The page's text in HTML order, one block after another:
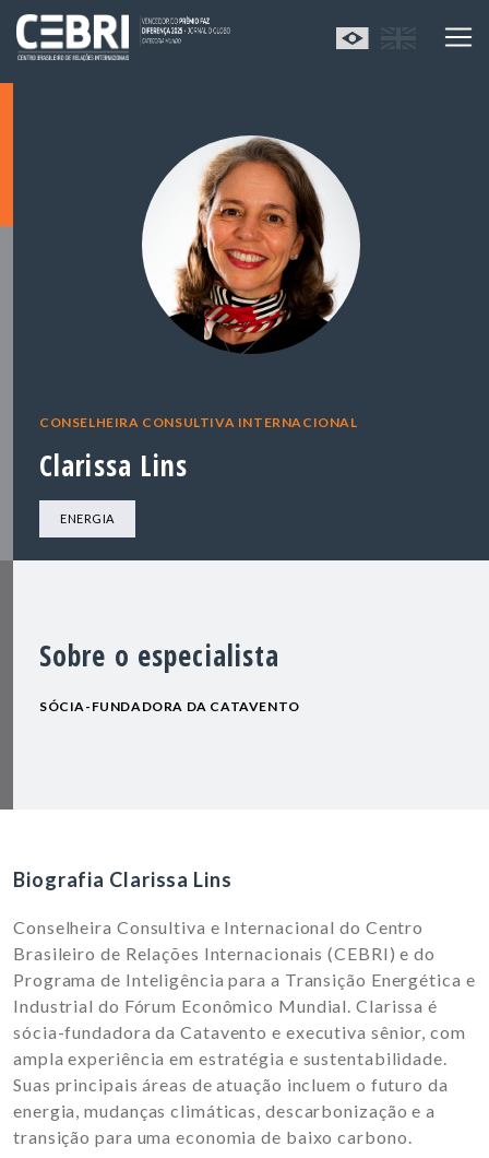
CONSELHEIRA CONSULTIVA INTERNACIONAL
Clarissa Lins
ENERGIA
Sobre o especialista
SÓCIA-FUNDADORA DA CATAVENTO
Biografia Clarissa Lins
Conselheira Consultiva e Internacional do Centro
Brasileiro de Relações Internacionais (CEBRI) e do
Programa de Inteligência para a Transição Energética e
Industrial do Fórum Econômico Mundial. Clarissa é
sócia-fundadora da Catavento e executiva sênior, com
ampla experiência em estratégia e sustentabilidade.
Suas principais áreas de atuação incluem o futuro da
energia, mudanças climáticas, descarbonização e a
transição para uma economia de baixo carbono.